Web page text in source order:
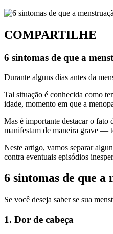
COMPARTILHE
6 sintomas de que a
Durante alguns dias antes da
Tal situação é conhecida como
idade, momento em que a
Mas é importante destacar o fato
manifestam de maneira grave —
Neste artigo, vamos separar
contra eventuais episódios
6 sintomas de que a
Se você deseja saber se sua
1. Dor de cabeça